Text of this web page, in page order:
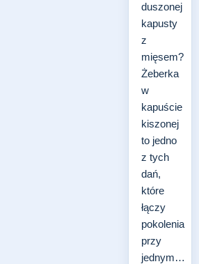
duszonej
kapusty
z
mięsem?
Żeberka
w
kapuście
kiszonej
to jedno
z tych
dań,
które
łączy
pokolenia
przy
jednym…